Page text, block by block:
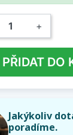
+
PŘIDAT DO
Jakýkoliv
poradíme.